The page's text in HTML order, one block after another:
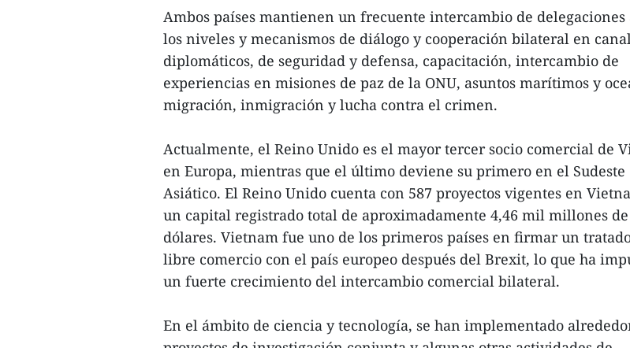
Ambos países mantienen un frecuente intercambio de delegaciones
los niveles y mecanismos de diálogo y cooperación bilateral en
diplomáticos, de seguridad y defensa, capacitación, intercambio de
experiencias en misiones de paz de la ONU, asuntos marítimos y
migración, inmigración y lucha contra el crimen.
Actualmente, el Reino Unido es el mayor tercer socio comercial de
en Europa, mientras que el último deviene su primero en el Sudeste
Asiático. El Reino Unido cuenta con 587 proyectos vigentes en
un capital registrado total de aproximadamente 4,46 mil millones de
dólares. Vietnam fue uno de los primeros países en firmar un
libre comercio con el país europeo después del Brexit, lo que ha
un fuerte crecimiento del intercambio comercial bilateral.
En el ámbito de ciencia y tecnología, se han implementado